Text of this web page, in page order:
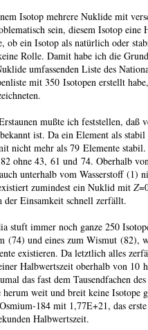
Isotop mehrere Nuklide mit
sein, diesem Isotop eine
ob ein Isotop als natür­lich oder
Rolle. Damit habe ich die
umfas­senden Liste des
mit 350 Iso­topen erstellt
mußte ich fest­stellen, daß
ist. Da ein Element als
nicht mehr als 79 Ele­mente
ohne 43, 61 und 74. Ober­halb
unter­halb vom Wasser­stoff (1)
zumin­dest ein Nuklid mit Z
der Einsam­keit schnell zerfällt.
stuft immer noch ganze 250
(74) und eines zum Wis­mut (82),
existie­ren. Da letzt­lich alles
Halb­werts­zeit ober­halb von 10
das fast dem Tausend­fachen
herum weit und breit keine Isotope
mit 1,77E+21, das
Halb­werts­zeit.